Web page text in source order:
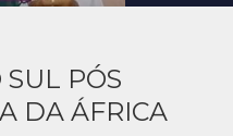
PÓS
DA ÁFRICA